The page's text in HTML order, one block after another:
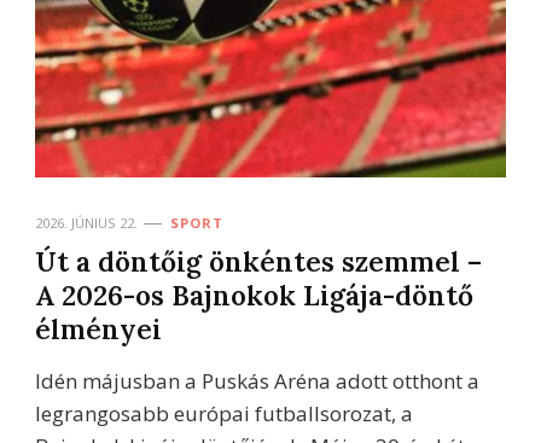
2026. JÚNIUS 22. SPORT
Út a döntőig önkéntes szemmel –
A 2026-os Bajnokok Ligája-döntő
élményei
Idén májusban a Puskás Aréna adott otthont a
legrangosabb európai futballsorozat, a